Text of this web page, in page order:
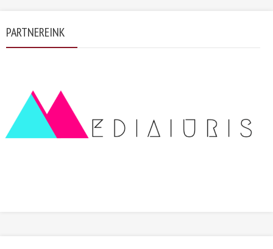
PARTNEREINK